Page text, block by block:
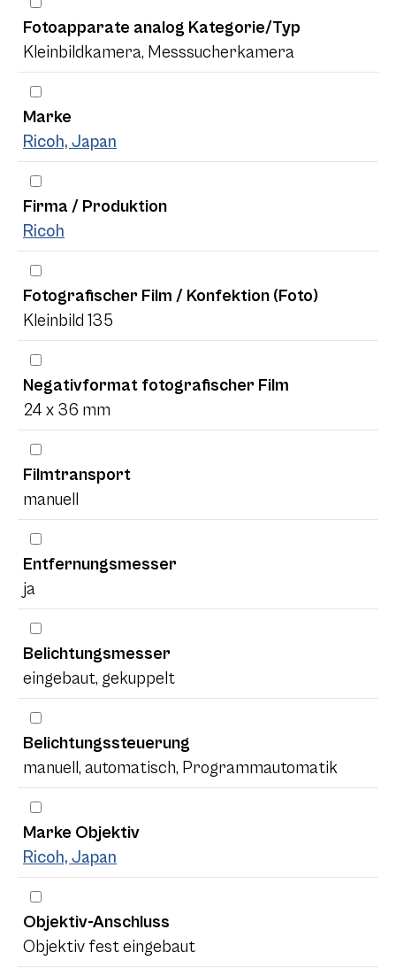
Fotoapparate analog Kategorie/Typ
Kleinbildkamera, Messsucherkamera
Marke
Ricoh, Japan
Firma / Produktion
Ricoh
Fotografischer Film / Konfektion (Foto)
Kleinbild 135
Negativformat fotografischer Film
24 x 36 mm
Filmtransport
manuell
Entfernungsmesser
ja
Belichtungsmesser
eingebaut, gekuppelt
Belichtungssteuerung
manuell, automatisch, Programmautomatik
Marke Objektiv
Ricoh, Japan
Objektiv-Anschluss
Objektiv fest eingebaut